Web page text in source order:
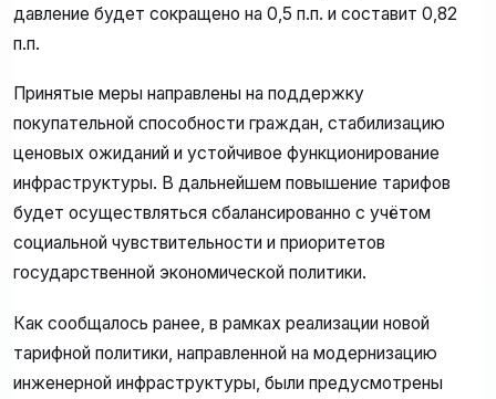
давление будет сокращено на 0,5 п.п. и составит 0,82
п.п.
Принятые меры направлены на поддержку
покупательной способности граждан, стабилизацию
ценовых ожиданий и устойчивое функционирование
инфраструктуры. В дальнейшем повышение тарифов
будет осуществляться сбалансированно с учётом
социальной чувствительности и приоритетов
государственной экономической политики.
Как сообщалось ранее, в рамках реализации новой
тарифной политики, направленной на модернизацию
инженерной инфраструктуры, были предусмотрены